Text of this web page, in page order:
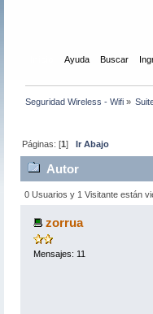
Ayuda Buscar
Seguridad Wireless - Wifi »
Páginas: [1]Ir Abajo
Autor
0 Usuarios y 1 Visitante están
zorrua
Mensajes: 11